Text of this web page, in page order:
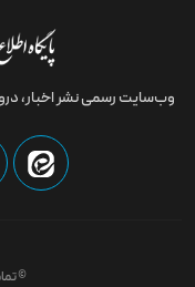
وب‌سایت رسمى نشر اخبار،
©